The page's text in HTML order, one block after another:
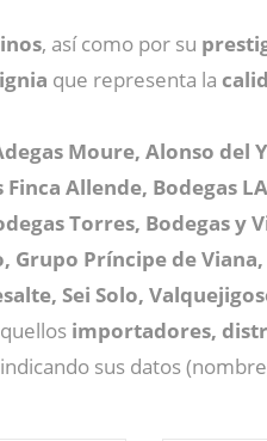
, así como por su
que representa la
Moure, Alonso del
Allende, Bodegas
Torres, Bodegas y
Príncipe de
Sei Solo,
importadores,
sus datos